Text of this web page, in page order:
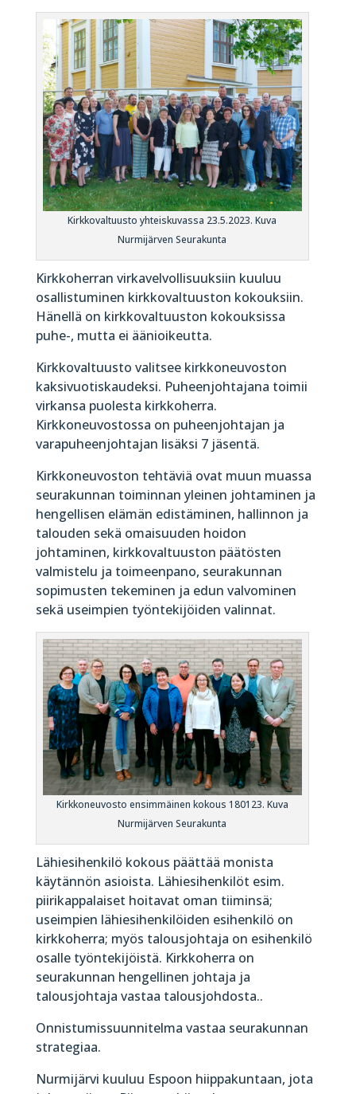
Kirkkovaltuusto yhteiskuvassa 23.5.2023. Kuva
Nurmijärven Seurakunta
Kirkkoherran virkavelvollisuuksiin kuuluu
osallistuminen kirkkovaltuuston kokouksiin.
Hänellä on kirkkovaltuuston kokouksissa
puhe-, mutta ei äänioikeutta.
Kirkkovaltuusto valitsee kirkkoneuvoston
kaksivuotiskaudeksi. Puheenjohtajana toimii
virkansa puolesta kirkkoherra.
Kirkkoneuvostossa on puheenjohtajan ja
varapuheenjohtajan lisäksi 7 jäsentä.
Kirkkoneuvoston tehtäviä ovat muun muassa
seurakunnan toiminnan yleinen johtaminen ja
hengellisen elämän edistäminen, hallinnon ja
talouden sekä omaisuuden hoidon
johtaminen, kirkkovaltuuston päätösten
valmistelu ja toimeenpano, seurakunnan
sopimusten tekeminen ja edun valvominen
sekä useimpien työntekijöiden valinnat.
Kirkkoneuvosto ensimmäinen kokous 180123. Kuva
Nurmijärven Seurakunta
Lähiesihenkilö kokous päättää monista
käytännön asioista. Lähiesihenkilöt esim.
piirikappalaiset hoitavat oman tiiminsä;
useimpien lähiesihenkilöiden esihenkilö on
kirkkoherra; myös talousjohtaja on esihenkilö
osalle työntekijöistä. Kirkkoherra on
seurakunnan hengellinen johtaja ja
talousjohtaja vastaa talousjohdosta..
Onnistumissuunnitelma vastaa seurakunnan
strategiaa.
Nurmijärvi kuuluu Espoon hiippakuntaan, jota